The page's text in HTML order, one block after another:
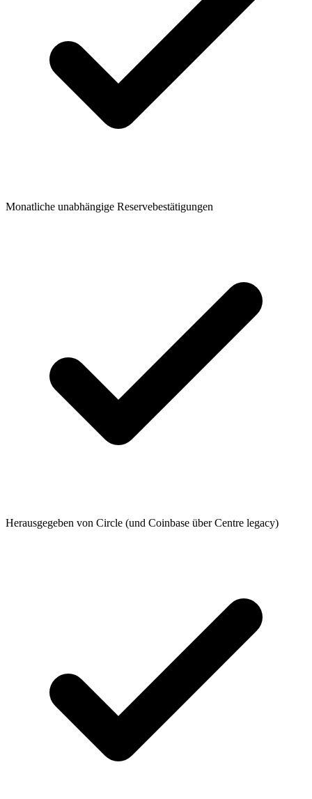
Monatliche unabhängige Reservebestätigungen
Herausgegeben von Circle (und Coinbase über Centre legacy)